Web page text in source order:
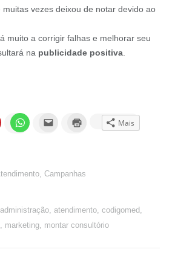
vezes deixou de notar devido ao
muito a corrigir falhas e melhorar seu
na publicidade positiva.
compartilhar
Clique
para
janela)
Clique
um
amigo(abre
Mais
,Campanhas
,administração ,atendimento ,codigomed
marketing, montar consultório